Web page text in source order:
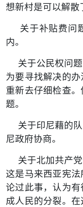
想新村是可以解散
关于补贴费问
内。
关于公民权问题
为要寻找解决的
重新去仔细检查
题。
关于印尼藉的队
尼政府协商。
关于北加共产党
这是马来西亚宪
论过此事，认为
成人民的分裂。